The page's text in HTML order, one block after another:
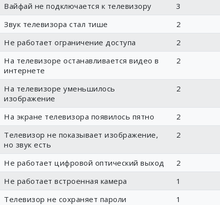
Вайфай не подключается к телевизору
3
Звук телевизора стал тише
2
Не работает ограничение доступа
2
На телевизоре останавливается видео в
интернете
2
На телевизоре уменьшилось
изображение
2
На экране телевизора появилось пятно
2
Телевизор не показывает изображение,
но звук есть
2
Не работает цифровой оптический выход
2
Не работает встроенная камера
1
Телевизор не сохраняет пароли
1